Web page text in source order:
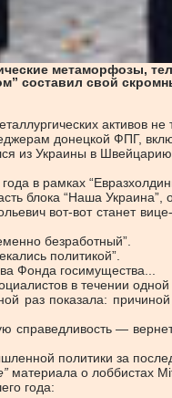
метаморфозы,
составил свой
активов
донецкой ФПГ,
из Украины в
в рамках
блока “Наша Украина”,
вот-вот станет
безработный”.
политикой”.
Фонда госимущества...
в течении одной
раз показала:
справедливость —
политики за
материала о лоббистах
года: